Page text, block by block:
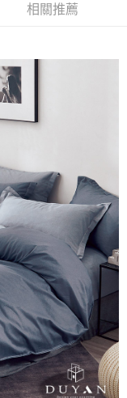
跳轉到大哥付的交易
日，確認付款後即完
認頁面所載為準。
過，訂單將自動取
分期系統評分，恕無
結算日後寄送繳費提
灣大直營門市／銀行轉
稱本公司）所提供，讓
店將買賣／分期付款
交帳款。
，商店將以您的個人
蒐集、處理及利用，
對及更正。
userRule
方式。 讓您購物簡單
至「AFTEE先享後付」
帳。
結，可透過四大超商／
完成。
需要取消訂單，請聯絡
，需透過AFTEE先享
顯示為準，若有關於
聯繫「AFTEE先享後付
support/home
享後付」服務完成之交
員專區綁定中華電信
金額 (1點等於1元)。
相關推薦